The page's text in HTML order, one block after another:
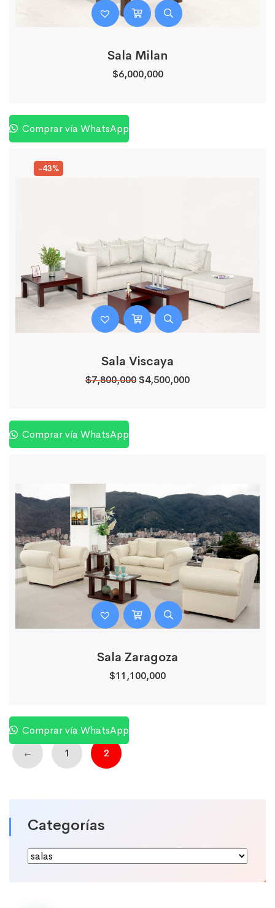
Categorías
Sala Milan
$6,000,000
Comprar vía WhatsApp
-43%
Sala Viscaya
$7,800,000$4,500,000
Comprar vía WhatsApp
Sala Zaragoza
$11,100,000
Comprar vía WhatsApp
←
1 2